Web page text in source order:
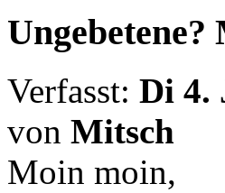
Verfasst: Di 4.
von Mitsch
Moin moin,